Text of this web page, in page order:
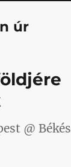
úr
@